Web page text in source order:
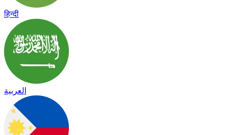
हिन्दी
العربية